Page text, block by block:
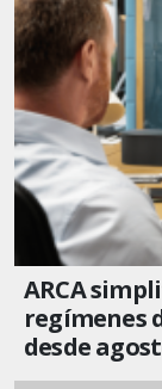
ARCA
regímenes
desde